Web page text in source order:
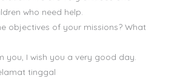
who need help.
objectives of your missions? What
you, I wish you a very good day.
tinggal